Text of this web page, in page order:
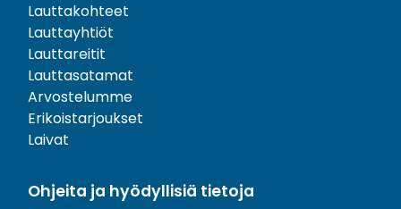
Lauttakohteet
Lauttayhtiöt
Lauttareitit
Lauttasatamat
Arvostelumme
Erikoistarjoukset
Laivat
Ohjeita ja hyödyllisiä tietoja